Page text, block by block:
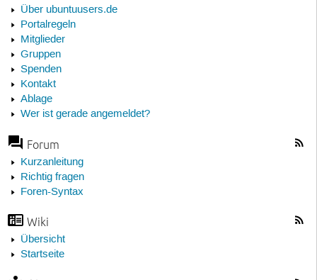
Über ubuntuusers.de
Portalregeln
Mitglieder
Gruppen
Spenden
Kontakt
Ablage
Wer ist gerade angemeldet?
Forum
Kurzanleitung
Richtig fragen
Foren-Syntax
Wiki
Übersicht
Startseite